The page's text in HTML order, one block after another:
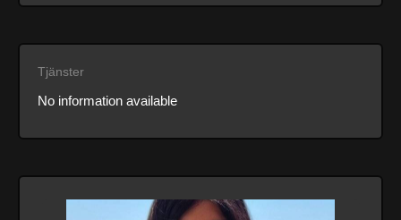
Tjänster
No information available